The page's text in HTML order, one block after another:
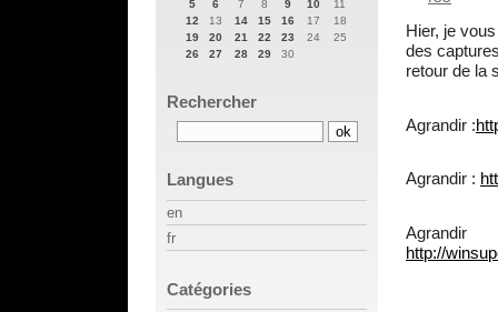
Hier, je
des
retour de la
Agrandir :
Agrandir :
http://
5
6 7 8 9 10
11
12
13 14 15 16 17
18
19
20 21 22 23 24
25
26
27 28 29 30
Rechercher
Langues
en
fr
Catégories